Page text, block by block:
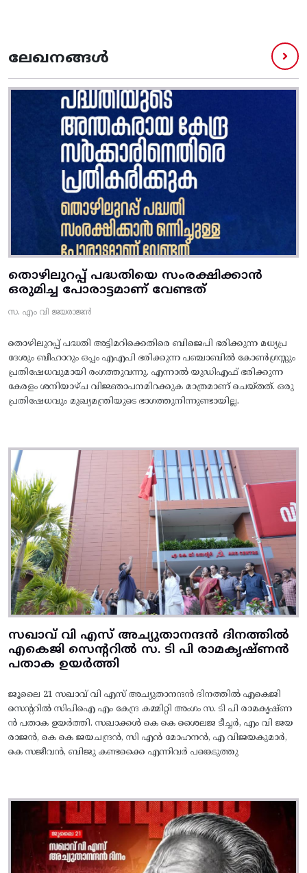
ലേഖനങ്ങൾ
തൊഴിലുറപ്പ് പദ്ധതിയെ സംരക്ഷിക്കാൻ
ഒരുമിച്ച പോരാട്ടമാണ് വേണ്ടത്
സ. എം വി ജയരാജൻ
തൊഴിലുറപ്പ് പദ്ധതി അട്ടിമറിക്കെതിരെ ബിജെപി ഭരിക്കുന്ന മധ്യപ്ര
ദേശും ബീഹാറും ഒപ്പം എഎപി ഭരിക്കുന്ന പഞ്ചാബിൽ കോൺഗ്രസ്സും
പ്രതിഷേധവുമായി രംഗത്തുവന്നു. എന്നാൽ യുഡിഎഫ് ഭരിക്കുന്ന
കേരളം ശനിയാഴ്ച വിജ്ഞാപനമിറക്കുക മാത്രമാണ് ചെയ്തത്. ഒരു
പ്രതിഷേധവും മുഖ്യമന്ത്രിയുടെ ഭാഗത്തുനിന്നുണ്ടായില്ല.
സഖാവ് വി എസ് അച്യുതാനന്ദൻ ദിനത്തിൽ
എകെജി സെന്ററിൽ സ. ടി പി രാമകൃഷ്‌ണൻ
പതാക ഉയർത്തി
ജൂലൈ 21 സഖാവ് വി എസ് അച്യുതാനന്ദൻ ദിനത്തിൽ എകെജി
സെന്ററിൽ സിപിഐ എം കേന്ദ്ര കമ്മിറ്റി അംഗം സ. ടി പി രാമകൃഷ്‌ണ
ൻ പതാക ഉയർത്തി. സഖാക്കൾ കെ കെ ശൈലജ ടീച്ചർ, എം വി ജയ
രാജൻ, കെ കെ ജയചന്ദ്രൻ, സി എൻ മോഹനൻ, എ വിജയകുമാർ,
കെ സജീവൻ, ബിജു കണ്ടക്കൈ എന്നിവർ പങ്കെടുത്തു